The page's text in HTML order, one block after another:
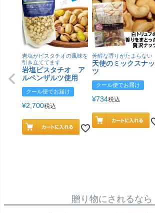
岩塩がピスタチオの風味を
引き立ててます
岩塩ピスタチオ ア
ルペンザルツ使用
クール便でお届け
¥2,700税込
芳醇な香りがたまらない
天使のミックスナッ
ツ
クール便でお届け
¥734税込
贈り物にされるなら